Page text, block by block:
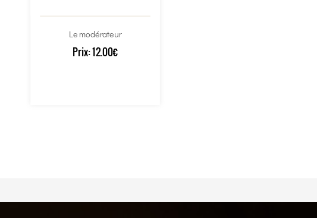
Le modérateur
Prix:12.00€